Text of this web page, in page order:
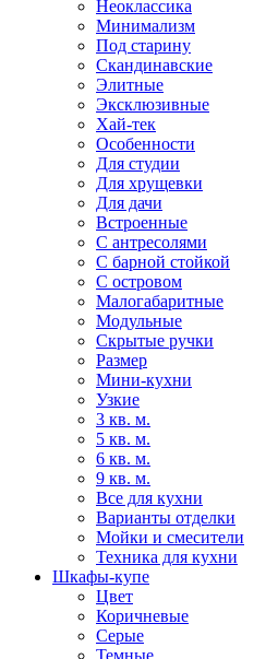
Неоклассика
Минимализм
Под старину
Скандинавские
Элитные
Эксклюзивные
Хай-тек
Особенности
Для студии
Для хрущевки
Для дачи
Встроенные
С антресолями
С барной стойкой
С островом
Малогабаритные
Модульные
Скрытые ручки
Размер
Мини-кухни
Узкие
3 кв. м.
5 кв. м.
6 кв. м.
9 кв. м.
Все для кухни
Варианты отделки
Мойки и смесители
Техника для кухни
Шкафы-купе
Цвет
Коричневые
Серые
Темные